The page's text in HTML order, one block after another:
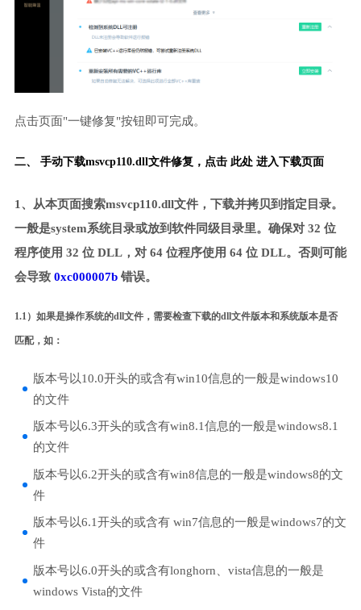
点击页面"一键修复"按钮即可完成。
二、 手动下载msvcp110.dll文件修复， 点击 此处 进入下载页面
1、从本页面搜索msvcp110.dll文件，下载并拷贝到指定目录。
一般是system系统目录或放到软件同级目录里。确保对 32 位
程序使用 32 位 DLL，对 64 位程序使用 64 位 DLL。否则可能
会导致 0xc000007b错误。
1.1）如果是操作系统的dll文件，需要检查下载的dll文件版本和系统版本是否
匹配，如：
版本号以10.0开头的或含有win10信息的一般是windows10
的文件
版本号以6.3开头的或含有win8.1信息的一般是windows8.1
的文件
版本号以6.2开头的或含有win8信息的一般是windows8的文
件
版本号以6.1开头的或含有 win7信息的一般是windows7的文
件
版本号以6.0开头的或含有longhorn、vista信息的一般是
windows Vista的文件